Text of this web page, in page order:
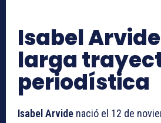
Isabel
larga
periodística
Isabel Arvide nació el 12 de